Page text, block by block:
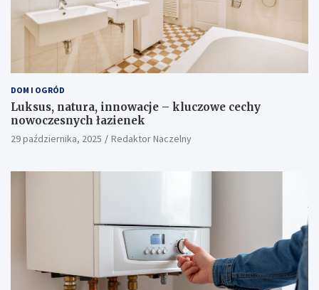
DOM I OGRÓD
Luksus, natura, innowacje – kluczowe cechy
nowoczesnych łazienek
29 października, 2025 Redaktor Naczelny